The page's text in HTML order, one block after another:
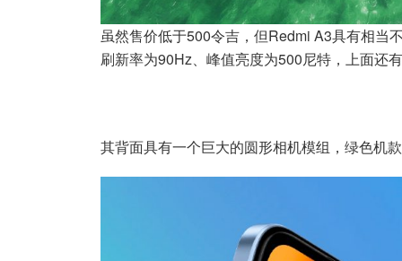
虽然售价低于500令吉，但Redmi A3具有相当
刷新率为90Hz、峰值亮度为500尼特，上面还
其背面具有一个巨大的圆形相机模组，绿色机